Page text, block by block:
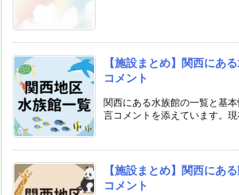
【施設まとめ】関西にあ
コメント
関西にある水族館の一覧と基
言コメントを添えています。現
【施設まとめ】関西にあ
コメント